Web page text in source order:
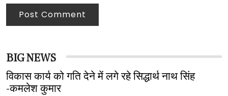
Post Comment
BIG NEWS
विकास कार्य को गति देने में लगे रहे सिद्धार्थ नाथ सिंह
-कमलेश कुमार